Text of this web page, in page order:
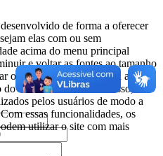
de forma a oferecer
elas com ou sem
acima do menu principal
e voltar as fontes ao tamanho
o tom das cores de forma a
fundo da tela. Além disso, há
pelos usuários de modo a
essas funcionalidades, os
utilizar o site com mais